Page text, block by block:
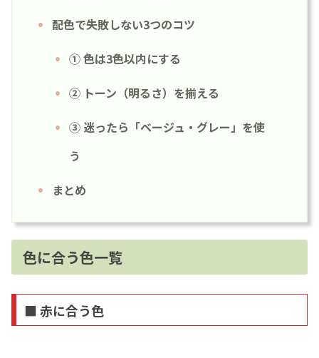
配色で失敗しない3つのコツ
① 色は3色以内にする
② トーン（明るさ）を揃える
③ 迷ったら「ベージュ・グレー」を使
う
まとめ
色に合う色一覧
■ 赤に合う色